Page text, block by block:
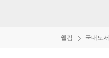
웰컴 국내도서